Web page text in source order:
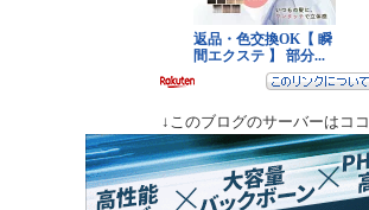
↓このブログのサーバーはココ